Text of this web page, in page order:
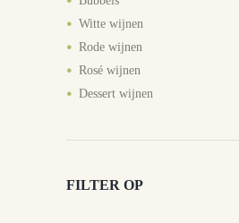
Witte wijnen
Rode wijnen
Rosé wijnen
Dessert wijnen
FILTER OP